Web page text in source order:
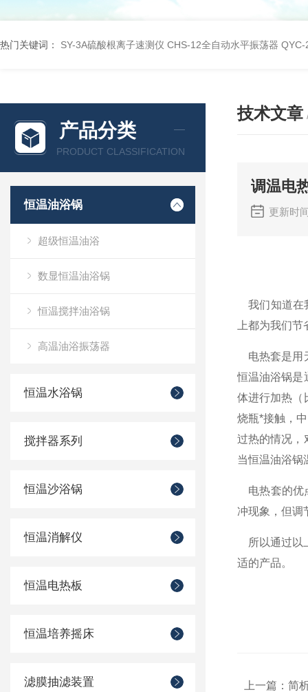
热门关键词： SY-3A硫酸根离子速测仪 CHS-12全自动水平振荡器 QYC-
产品分类
PRODUCT CLASSIFICATION
恒温油浴锅
超级恒温油浴
数显恒温油浴锅
恒温搅拌油浴锅
高温油浴振荡器
恒温水浴锅
搅拌器系列
恒温沙浴锅
恒温消解仪
恒温电热板
恒温培养摇床
滤膜抽滤装置
技术文章
调温电
更新时
我们知道在
上都为我们
电热套是用
恒温油浴锅是
体进行加热（
烧瓶*接触，
过热的情况，
当恒温油浴锅
电热套的优
冲现象，但调
所以通过以
适的产品。
上一篇： 简